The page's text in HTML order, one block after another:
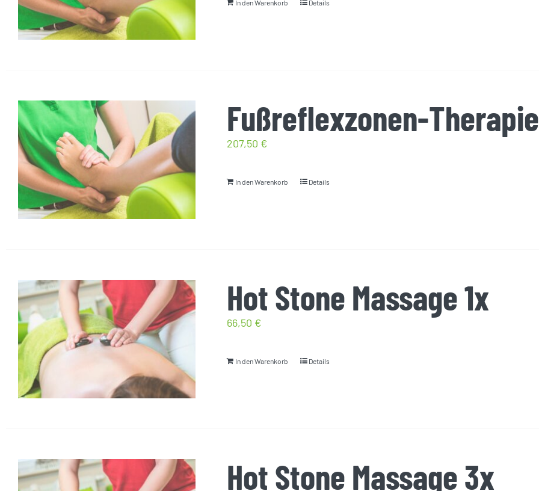
In den Warenkorb Details
Fußreflexzonen-
207,50 €
In den Warenkorb Details
Hot Stone Massage 1x
66,50 €
In den Warenkorb Details
Hot Stone Massage 3x